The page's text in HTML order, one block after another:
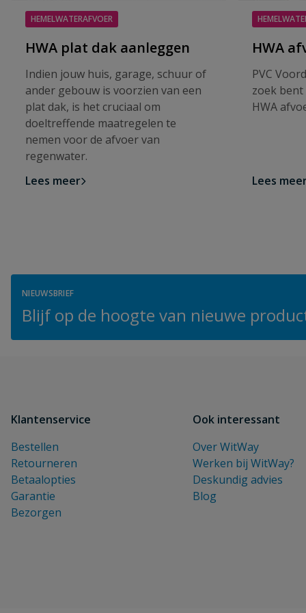
HEMELWATERAFVOER
HWA plat dak aanleggen
Indien jouw huis, garage, schuur of
ander gebouw is voorzien van een
plat dak, is het cruciaal om
doeltreffende maatregelen te
nemen voor de afvoer van
regenwater.
Lees meer
HWA
PVC
zoek
HWA
Lees
NIEUWSBRIEF
Blijf op de hoogte van nieuwe
Klantenservice
Bestellen
Retourneren
Betaalopties
Garantie
Bezorgen
Ook interessant
Over WitWay
Werken bij WitWay?
Deskundig advies
Blog